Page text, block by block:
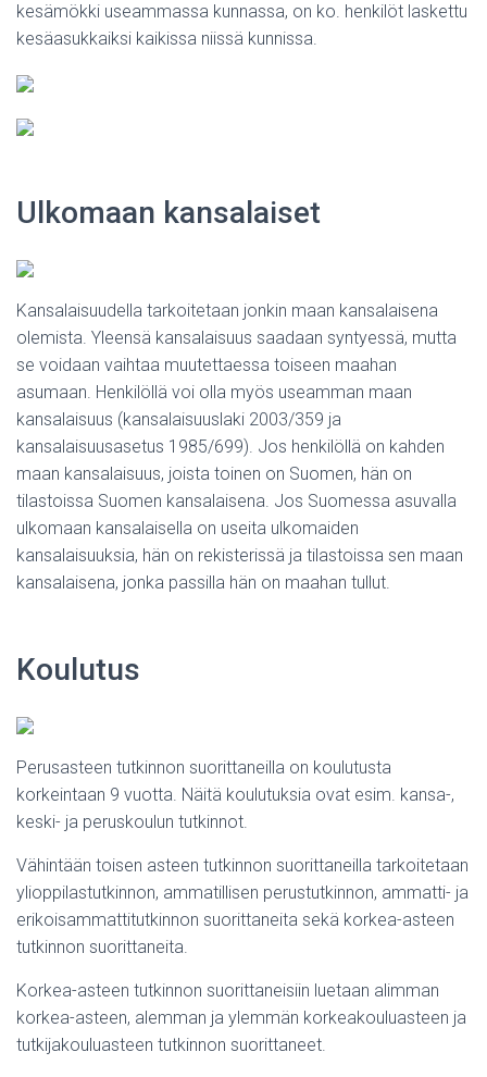
kesämökki useammassa kunnassa, on ko. henkilöt laskettu
kesäasukkaiksi kaikissa niissä kunnissa.
Ulkomaan kansalaiset
Kansalaisuudella tarkoitetaan jonkin maan kansalaisena
olemista. Yleensä kansalaisuus saadaan syntyessä, mutta
se voidaan vaihtaa muutettaessa toiseen maahan
asumaan. Henkilöllä voi olla myös useamman maan
kansalaisuus (kansalaisuuslaki 2003/359 ja
kansalaisuusasetus 1985/699). Jos henkilöllä on kahden
maan kansalaisuus, joista toinen on Suomen, hän on
tilastoissa Suomen kansalaisena. Jos Suomessa asuvalla
ulkomaan kansalaisella on useita ulkomaiden
kansalaisuuksia, hän on rekisterissä ja tilastoissa sen maan
kansalaisena, jonka passilla hän on maahan tullut.
Koulutus
Perusasteen tutkinnon suorittaneilla on koulutusta
korkeintaan 9 vuotta. Näitä koulutuksia ovat esim. kansa-,
keski- ja peruskoulun tutkinnot.
Vähintään toisen asteen tutkinnon suorittaneilla tarkoitetaan
ylioppilastutkinnon, ammatillisen perustutkinnon, ammatti- ja
erikoisammattitutkinnon suorittaneita sekä korkea-asteen
tutkinnon suorittaneita.
Korkea-asteen tutkinnon suorittaneisiin luetaan alimman
korkea-asteen, alemman ja ylemmän korkeakouluasteen ja
tutkijakouluasteen tutkinnon suorittaneet.